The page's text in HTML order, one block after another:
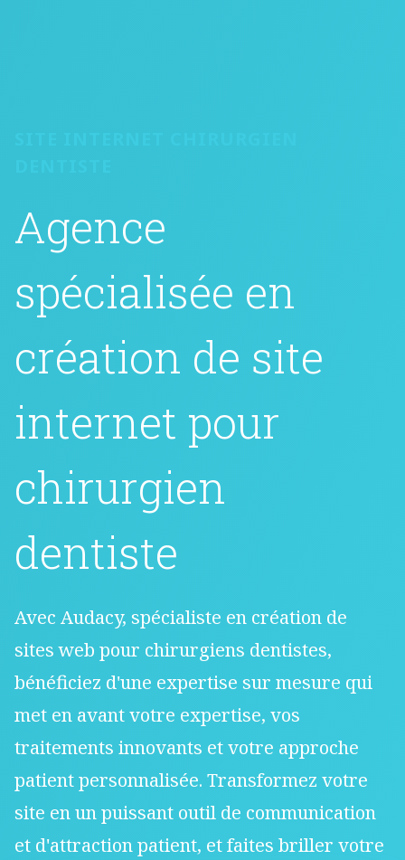
chirurgien
dentiste
Avec Audacy, spécialiste en création de
bénéficiez d'une expertise sur mesure qui
met en avant votre expertise, vos
traitements innovants et votre approche
patient personnalisée. Transformez votre
site en un puissant outil de communication
cabinet dentaire en ligne.